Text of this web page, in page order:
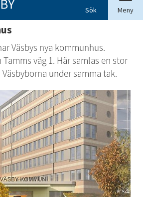
Sök Meny
Väsbys nya kommunhus.
väg 1. Här samlas en stor
under samma tak.